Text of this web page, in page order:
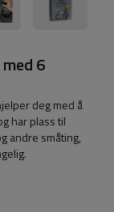
6
deg med å
har plass til
andre småting,